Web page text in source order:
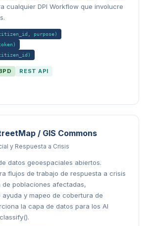
cualquier DPI Workflow que involucre
purpose)
REST API
/ GIS Commons
y Respuesta a Crisis
datos geoespaciales abiertos.
flujos de trabajo de respuesta a crisis
poblaciones afectadas,
ayuda y mapeo de cobertura de
la capa de datos para los AI